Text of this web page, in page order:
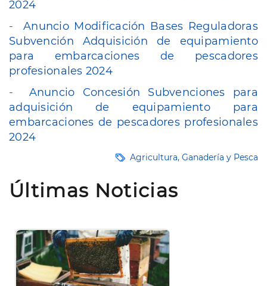
2024
-Anuncio Modificación Bases Reguladoras
Subvención Adquisición de equipamiento
para embarcaciones de pescadores
profesionales 2024
-
Anuncio Concesión Subvenciones para
adquisición de equipamiento para
embarcaciones de pescadores profesionales
2024
Agricultura, Ganadería y Pesca
Últimas Noticias